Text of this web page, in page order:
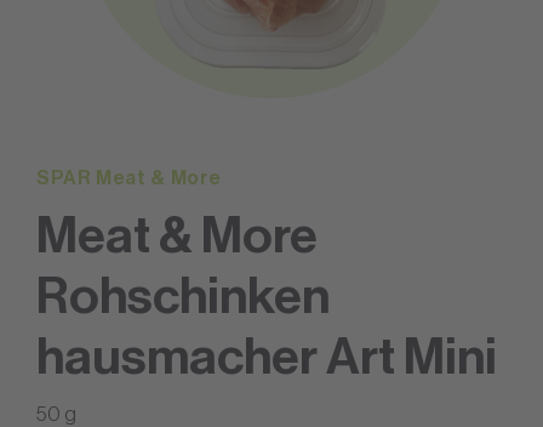
SPAR Meat & More
Meat & More
Rohschinken
hausmacher Art Mini
50 g